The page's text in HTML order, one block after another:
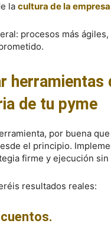
la cultura de la empresa
procesos más
herramientas
de tu pyme
por buena
el principio.
firme y ejecución
resultados reales: